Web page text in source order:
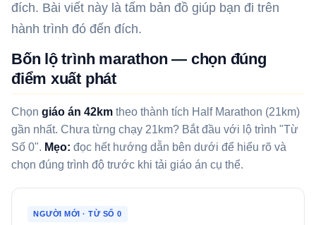
đích. Bài viết này là tấm bản đồ giúp bạn đi trên
hành trình đó đến đích.
Bốn lộ trình marathon — chọn đúng
điểm xuất phát
Chọn giáo án 42km theo thành tích Half Marathon (21km)
gần nhất. Chưa từng chạy 21km? Bắt đầu với lộ trình "Từ
Số 0". Mẹo: đọc hết hướng dẫn bên dưới để hiểu rõ và
chọn đúng trình độ trước khi tải giáo án cụ thể.
NGƯỜI MỚI · TỪ SỐ 0